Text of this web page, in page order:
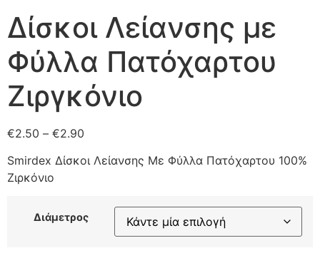
Δίσκοι Λείανσης με
Φύλλα Πατόχαρτου
Ζιργκόνιο
€2.50 – €2.90
Smirdex Δίσκοι Λείανσης Με Φύλλα Πατόχαρτου 100%
Ζιρκόνιο
Διάμετρος